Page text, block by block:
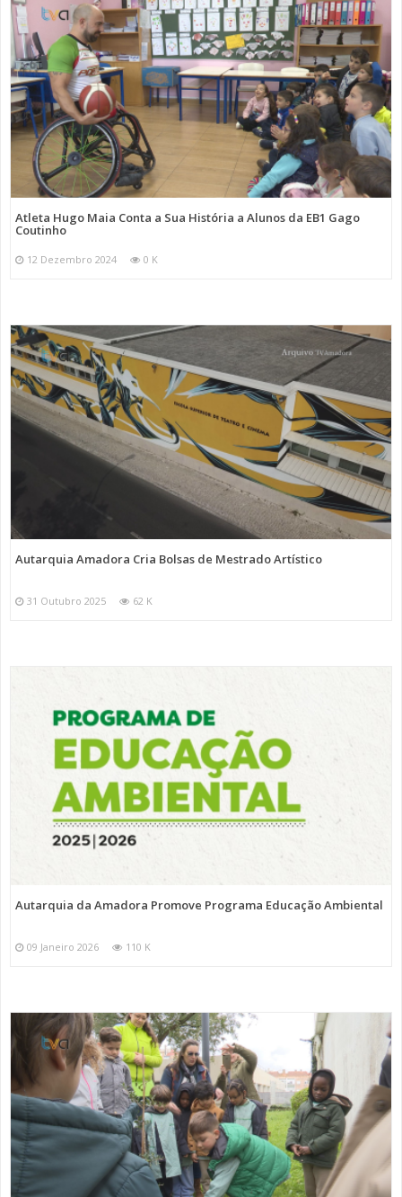
Atleta Hugo Maia Conta a Sua História a Alunos da EB1 Gago
Coutinho
12 Dezembro 2024 0 K
Autarquia Amadora Cria Bolsas de Mestrado Artístico
31 Outubro 2025 62 K
Autarquia da Amadora Promove Programa Educação Ambiental
09 Janeiro 2026 110 K